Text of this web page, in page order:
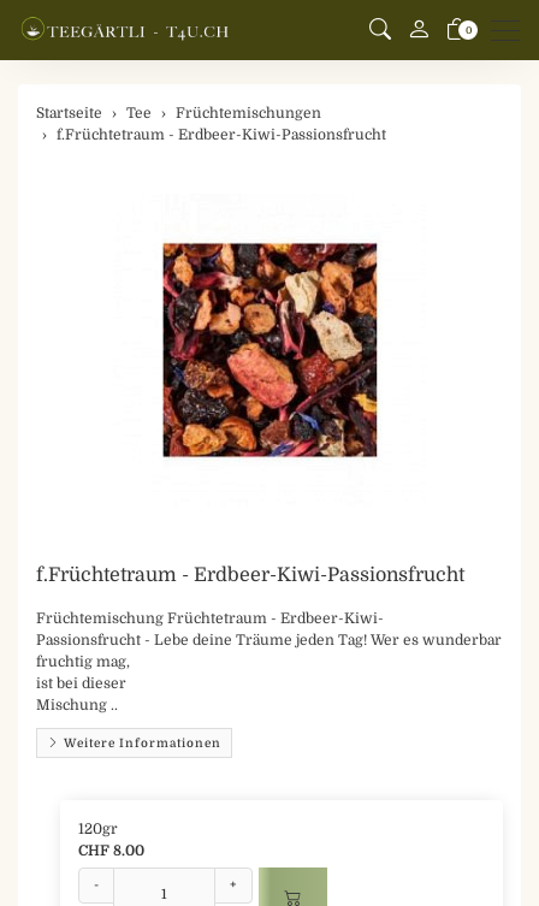
0
Startseite Tee
Früchtemischungen
f.Früchtetraum - Erdbeer-Kiwi-Passionsfrucht
f.Früchtetraum - Erdbeer-Kiwi-Passionsfrucht
Früchtemischung Früchtetraum - Erdbeer-Kiwi-
Passionsfrucht - Lebe deine Träume jeden Tag! Wer es wunderbar
fruchtig mag,
ist bei dieser
Mischung ..
Weitere Informationen
120gr
CHF 8.00
- +